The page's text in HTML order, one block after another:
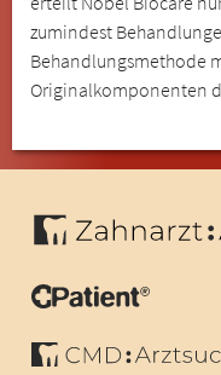
zumindest
Behandlungsmethode
Originalkomponenten